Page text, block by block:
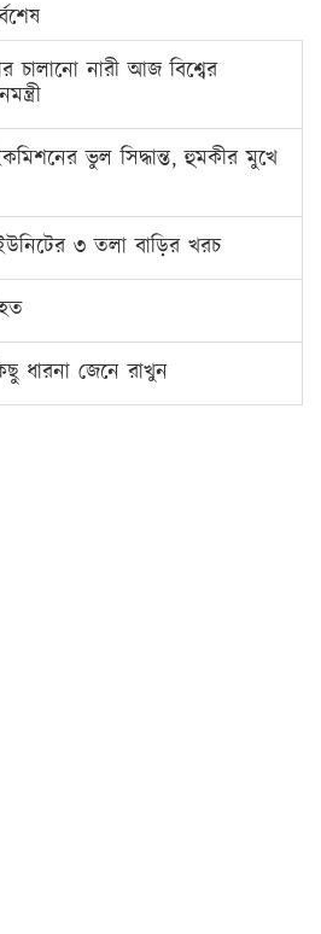
চালানো নারী আজ বিশ্বের
ভুল সিদ্ধান্ত, হুমকীর মুখে
৩ তলা বাড়ির খরচ
ধারনা জেনে রাখুন